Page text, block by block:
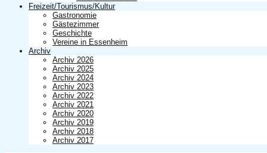
Freizeit/Tourismus/Kultur
Gastronomie
Gästezimmer
Geschichte
Vereine in Essenheim
Archiv
Archiv 2026
Archiv 2025
Archiv 2024
Archiv 2023
Archiv 2022
Archiv 2021
Archiv 2020
Archiv 2019
Archiv 2018
Archiv 2017